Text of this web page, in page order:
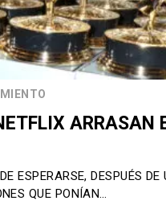
ARRASAN
ESPERARSE, DESPUÉS DE
QUE PONÍAN…